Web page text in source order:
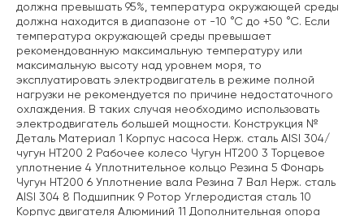
должна превышать 95%, температура окружающей среды
должна находится в диапазоне от -10 °С до +50 °С. Если
температура окружающей среды превышает
рекомендованную максимальную температуру или
максимальную высоту над уровнем моря, то
эксплуатировать электродвигатель в режиме полной
нагрузки не рекомендуется по причине недостаточного
охлаждения. В таких случая необходимо использовать
электродвигатель большей мощности. Конструкция №
Деталь Материал 1 Корпус насоса Нерж. сталь AISI 304/
чугун НТ200 2 Рабочее колесо Чугун НТ200 3 Торцевое
уплотнение 4 Уплотнительное кольцо Резина 5 Фонарь
Чугун НТ200 6 Уплотнение вала Резина 7 Вал Нерж. сталь
AISI 304 8 Подшипник 9 Ротор Углеродистая сталь 10
Корпус двигателя Алюминий 11 Дополнительная опора